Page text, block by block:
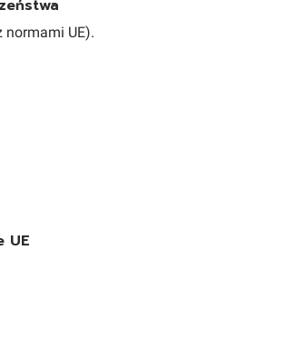
normami UE).
UE